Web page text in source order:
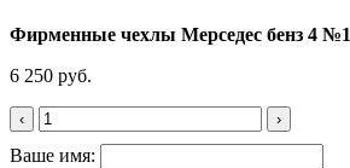
Фирменные чехлы Мерседес бенз 4 №1
6 250 руб.
‹ ›
Ваше имя: